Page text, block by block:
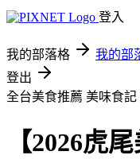
登入
我的部落格 我的部
登出
全台美食推薦 美味食記
【2026虎